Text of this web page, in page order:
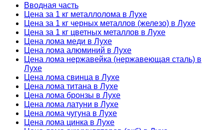
Вводная часть
Цена за 1 кг металлолома в Лухе
Цена за 1 кг черных металлов (железо) в Лухе
Цена за 1 кг цветных металлов в Лухе
Цена лома меди в Лухе
Цена лома алюминий в Лухе
Цена лома нержавейка (нержавеющая сталь) в
Лухе
Цена лома свинца в Лухе
Цена лома титана в Лухе
Цена лома бронзы в Лухе
Цена лома латуни в Лухе
Цена лома чугуна в Лухе
Цена лома цинка в Лухе